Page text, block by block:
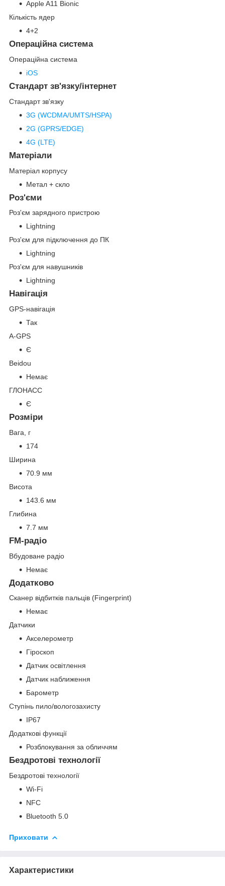
Apple A11 Bionic
Кількість ядер
4+2
Операційна система
Операційна система
iOS
Стандарт зв'язку/інтернет
Стандарт зв'язку
3G (WCDMA/UMTS/HSPA)
2G (GPRS/EDGE)
4G (LTE)
Матеріали
Матеріал корпусу
Метал + скло
Роз'єми
Роз'єм зарядного пристрою
Lightning
Роз'єм для підключення до ПК
Lightning
Роз'єм для навушників
Lightning
Навігація
GPS-навігація
Так
A-GPS
Є
Beidou
Немає
ГЛОНАСС
Є
Розміри
Вага, г
174
Ширина
70.9 мм
Висота
143.6 мм
Глибина
7.7 мм
FM-радіо
Вбудоване радіо
Немає
Додатково
Сканер відбитків пальців (Fingerprint)
Немає
Датчики
Акселерометр
Гіроскоп
Датчик освітлення
Датчик наближення
Барометр
Ступінь пило/вологозахисту
IP67
Додаткові функції
Розблокування за обличчям
Бездротові технології
Бездротові технології
Wi-Fi
NFC
Bluetooth 5.0
Приховати
Характеристики